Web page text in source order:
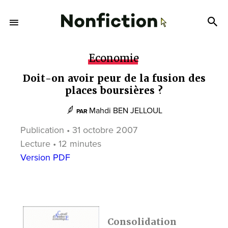
Economie
Doit-on avoir peur de la fusion des
places boursières ?
PAR Mahdi BEN JELLOUL
Publication • 31 octobre 2007
Lecture • 12 minutes
Version PDF
Consolidation